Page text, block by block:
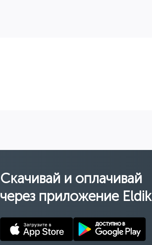
Скачивай и оплачивай
через приложение Eldik